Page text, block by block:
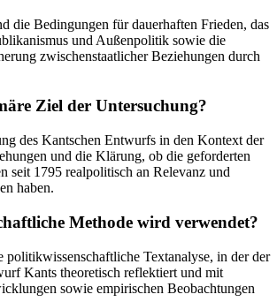
die Bedingungen für dauerhaften Frieden, das
und Außenpolitik sowie die
zwischenstaatlicher Beziehungen durch
Ziel der Untersuchung?
des Kantschen Entwurfs in den Kontext der
und die Klärung, ob die geforderten
seit 1795 realpolitisch an Relevanz und
haben.
Methode wird verwendet?
politikwissenschaftliche Textanalyse, in der der
Kants theoretisch reflektiert und mit
sowie empirischen Beobachtungen